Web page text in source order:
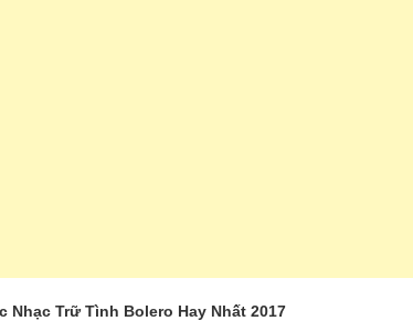
Nhạc Trữ Tình Bolero Hay Nhất 2017